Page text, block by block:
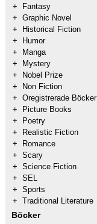
+
Fantasy
+ Graphic Novel
+
Historical Fiction
+
Humor
+
Manga
+
Mystery
+
Nobel Prize
+
Non Fiction
+ Oregistrerade Böcker
+
Picture Books
+
Poetry
+
Realistic Fiction
+
Romance
+ Scary
+ Science Fiction
+ SEL
+ Sports
+ Traditional Literature
Böcker